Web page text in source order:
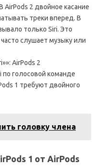
2 двойное касание
треки вперед. В
только Siri. Это
слушает музыку или
AirPods 2
голосовой команде
1 требуют двойного
головку члена
1 от AirPods